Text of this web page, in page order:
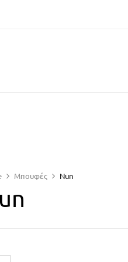
Μπουφές Nun